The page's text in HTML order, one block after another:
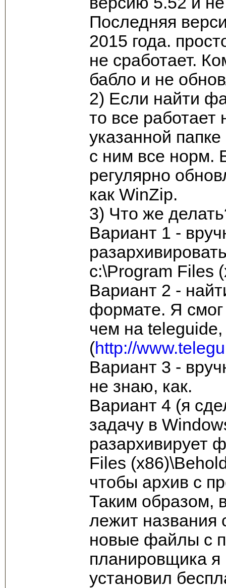
Последняя
2015 года.
не сработает.
бабло и не
2) Если найти
то все работает
указанной
с ним все норм.
регулярно
как WinZip.
3) Что же
Вариант 1 -
c:\Program Files
Вариант 2 -
формате. Я
чем на teleguide,
(http://
Вариант 3 -
не знаю, как.
Вариант 4 (я
задачу в
разархивирует
Files
чтобы архив с
Таким образом,
лежит названия
новые файлы с
планировщика я
установил